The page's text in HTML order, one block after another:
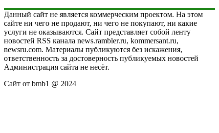
Данный сайт не является коммерческим проектом. На этом
сайте ни чего не продают, ни чего не покупают, ни какие
услуги не оказываются. Сайт представляет собой ленту
новостей RSS канала news.rambler.ru, kommersant.ru,
newsru.com. Материалы публикуются без искажения,
ответственность за достоверность публикуемых новостей
Администрация сайта не несёт.
Сайт от bmb1 @ 2024